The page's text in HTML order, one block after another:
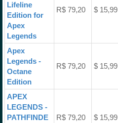
Lifeline
Edition for
Apex
Legends
R$ 79,20 $ 15,99
Apex
Legends -
Octane
Edition
R$ 79,20 $ 15,99
APEX
LEGENDS -
PATHFINDE
R$ 79,20 $ 15,99